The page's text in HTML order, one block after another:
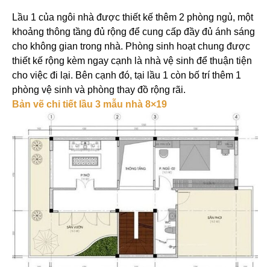
Lầu 1 của ngôi nhà được thiết kế thêm 2 phòng ngủ, một
khoảng thông tầng đủ rộng để cung cấp đầy đủ ánh sáng
cho không gian trong nhà. Phòng sinh hoạt chung được
thiết kế rộng kèm ngay cạnh là nhà vệ sinh để thuận tiện
cho việc đi lại. Bên cạnh đó, tại lầu 1 còn bố trí thêm 1
phòng vệ sinh và phòng thay đồ rộng rãi.
Bản vẽ chi tiết lầu 3 mẫu nhà 8×19